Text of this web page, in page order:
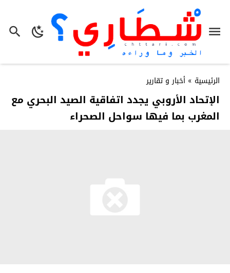
الرئيسية » أخبار و تقارير
الإتحاد الأروبي يجدد اتفاقية الصيد البحري مع
المغرب بما فيها سواحل الصحراء